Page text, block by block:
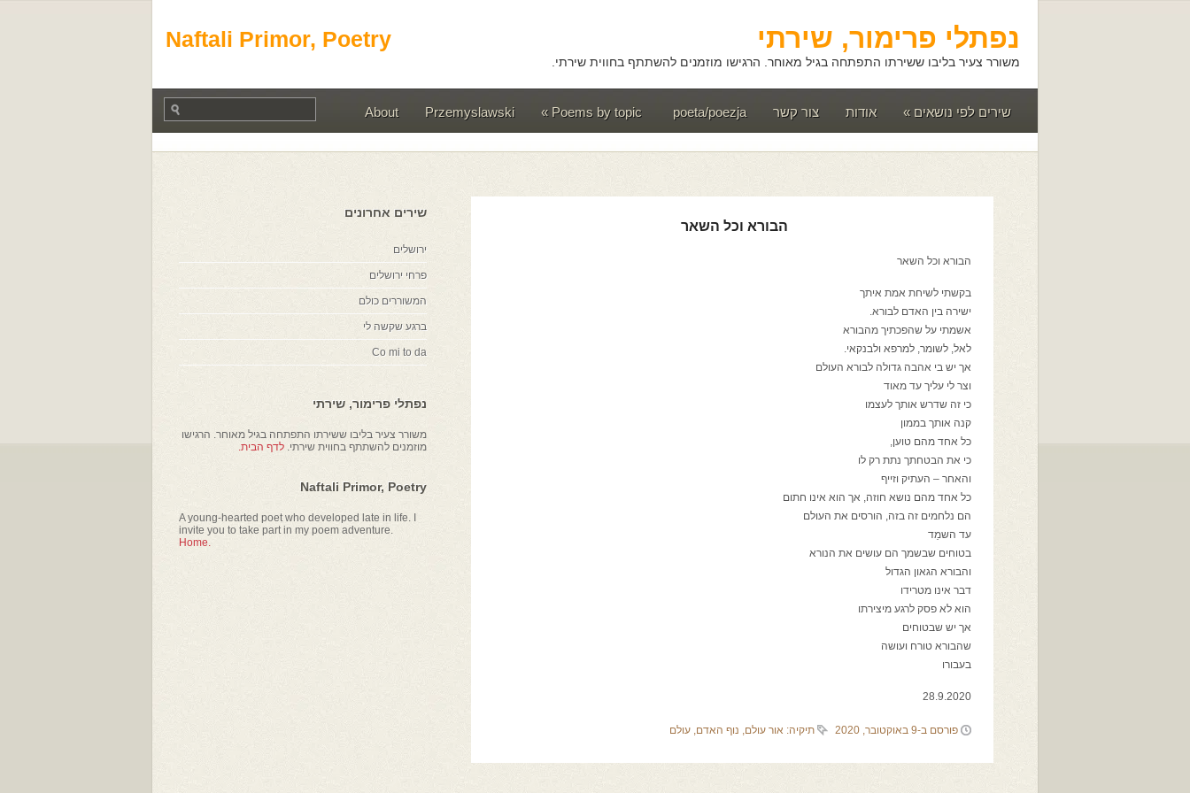
Naftali Primor, Poetry נפתלי פרימור, שירתי
משורר צעיר בליבו ששירתו התפתחה בגיל מאוחר. הרגישו מוזמנים להשתתף בחווית שירתי.
שירים לפי נושאים » אודות צור קשר poeta/poezja
Poems by topic
»
Przemyslawski
About
הבורא וכל השאר
הבורא וכל השאר
בקשתי לשיחת אמת איתך
ישירה בין האדם לבורא.
אשמתי על שהפכתיך מהבורא
לאל, לשומר, למרפא ולבנקאי.
אך יש בי אהבה גדולה לבורא העולם
וצר לי עליך עד מאוד
כי זה שדרש אותך לעצמו
קנה אותך בממון
כל אחד מהם טוען,
כי את הבטחתך נתת רק לו
והאחר – העתיק וזייף
כל אחד מהם נושא חוזה, אך הוא אינו חתום
הם נלחמים זה בזה, הורסים את העולם
עד השמֵד
בטוחים שבשמך הם עושים את הנורא
והבורא הגאון הגדול
דבר אינו מטרידו
הוא לא פסק לרגע מיצירתו
אך יש שבטוחים
שהבורא טורח ועושה
בעבורו
28.9.2020
פורסם ב-9 באוקטובר, 2020 תיקיה: אור עולם, נוף האדם, עולם
שירים אחרונים
ירושלים
פרחי ירושלים
המשוררים כולם
ברגע שקשה לי
Co mi to da
נפתלי פרימור, שירתי
משורר צעיר בליבו ששירתו התפתחה בגיל מאוחר. הרגישו
מוזמנים להשתתף בחווית שירתי. לדף הבית.
Naftali Primor, Poetry
A young-hearted poet who developed late in life. I
invite you to take part in my poem adventure.
Home.